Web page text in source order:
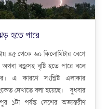
হতে পারে
৪৫ থেকে ৬০ কিলোমিটার বেগে
অথবা বজ্রসহ বৃষ্টি হতে পারে বলে
এ কারণে সংশ্লিষ্ট এলাকার
দেখাতে বলা হয়েছে। বুধবার
পর্যন্ত দেশের অভ্যন্তরীণ